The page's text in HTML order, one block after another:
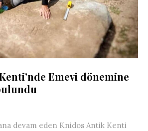
Emevi dönemine
devam eden Knidos Antik Kenti